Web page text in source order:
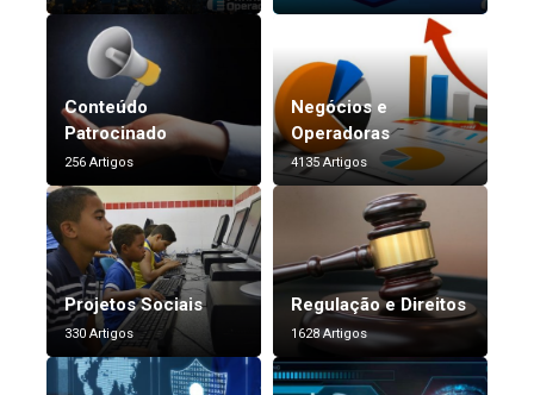
Conteúdo
Patrocinado
256 Artigos
Negócios e
Operadoras
4135 Artigos
Projetos Sociais
330 Artigos
Regulação e Direitos
1628 Artigos